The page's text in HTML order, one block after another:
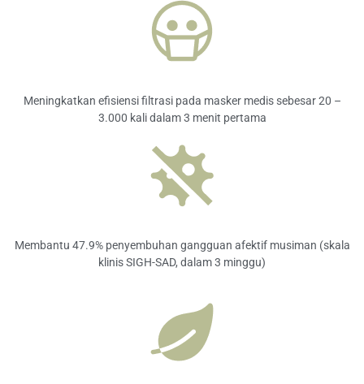
Meningkatkan efisiensi filtrasi pada masker medis sebesar 20 –
3.000 kali dalam 3 menit pertama
Membantu 47.9% penyembuhan gangguan afektif musiman (skala
klinis SIGH-SAD, dalam 3 minggu)